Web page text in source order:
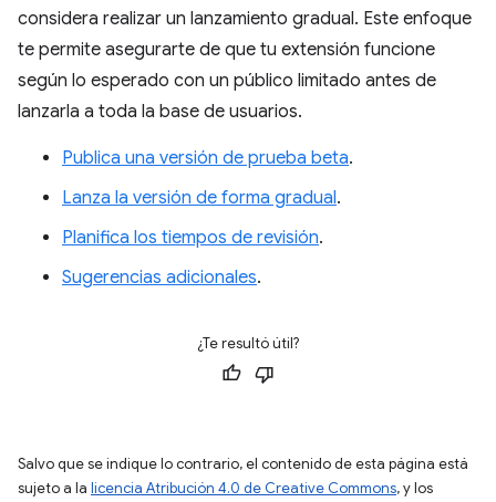
considera realizar un lanzamiento gradual. Este enfoque
te permite asegurarte de que tu extensión funcione
según lo esperado con un público limitado antes de
lanzarla a toda la base de usuarios.
Publica una versión de prueba beta.
Lanza la versión de forma gradual.
Planifica los tiempos de revisión.
Sugerencias adicionales.
¿Te resultó útil?
Salvo que se indique lo contrario, el contenido de esta página está
sujeto a la licencia Atribución 4.0 de Creative Commons, y los